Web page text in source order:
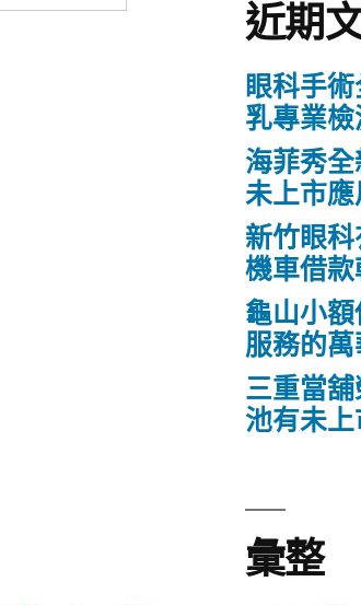
近期
眼科手
乳專業
海菲秀
未上市
新竹眼
機車借
龜山小
服務的
三重當
池有未
彙整